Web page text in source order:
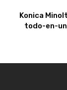
Konica
todo-en-